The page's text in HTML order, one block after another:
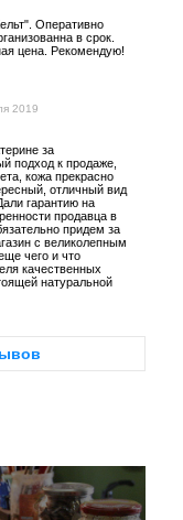
Оперативно
в срок.
цена. Рекомендую!
2019
за
подход к продаже,
кожа прекрасно
отличный вид
гарантию на
продавца в
придем за
с великолепным
чего и что
качественных
натуральной